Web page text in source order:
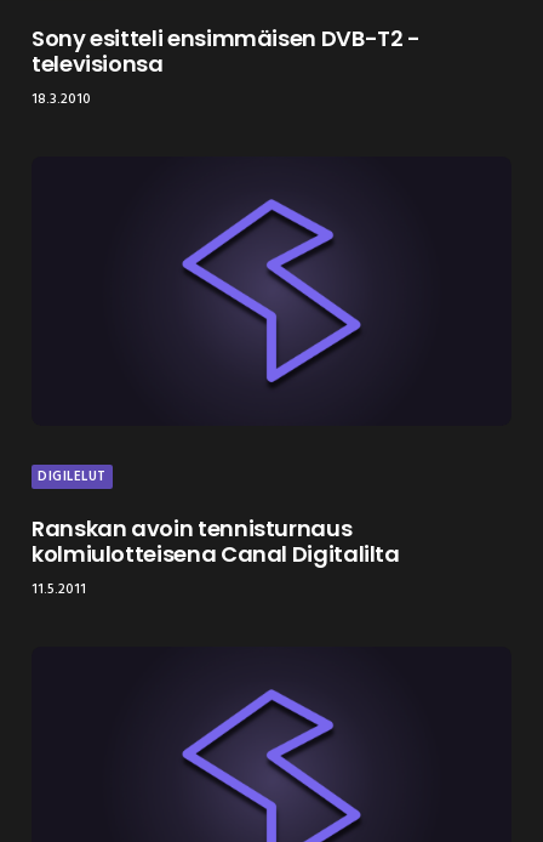
Sony esitteli ensimmäisen DVB-T2 -
televisionsa
18.3.2010
DIGILELUT
Ranskan avoin tennisturnaus
kolmiulotteisena Canal Digitalilta
11.5.2011